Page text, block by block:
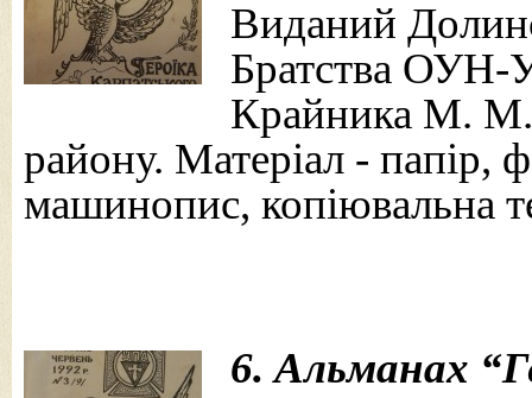
Виданий
Братства ОУН-
Крайника М. М.
району. Матеріал - папір,
машинопис, копіювальна
6. Альманах